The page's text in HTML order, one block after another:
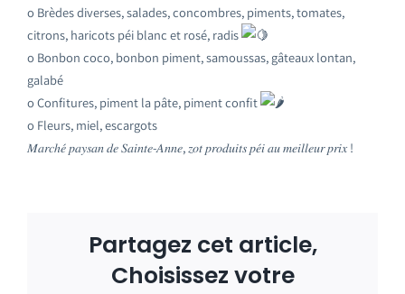
o Brèdes diverses, salades, concombres, piments, tomates,
citrons, haricots péi blanc et rosé, radis
o Bonbon coco, bonbon piment, samoussas, gâteaux lontan,
galabé
o Confitures, piment la pâte, piment confit
o Fleurs, miel, escargots
𝑀𝑎𝑟𝑐ℎ𝑒́ 𝑝𝑎𝑦𝑠𝑎𝑛 𝑑𝑒 𝑆𝑎𝑖𝑛𝑡𝑒-𝐴𝑛𝑛𝑒, 𝑧𝑜𝑡 𝑝𝑟𝑜𝑑𝑢𝑖𝑡𝑠 𝑝𝑒́𝑖 𝑎𝑢 𝑚𝑒𝑖𝑙𝑙𝑒𝑢𝑟 𝑝𝑟𝑖𝑥 !
Partagez cet article,
Choisissez votre